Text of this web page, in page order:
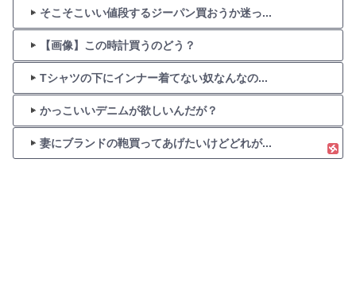
そこそこいい値段するジーパン買おうか迷っ...
【画像】この時計買うのどう？
Tシャツの下にインナー着てない奴なんなの...
かっこいいデニムが欲しいんだが？
妻にブランドの鞄買ってあげたいけどどれが...